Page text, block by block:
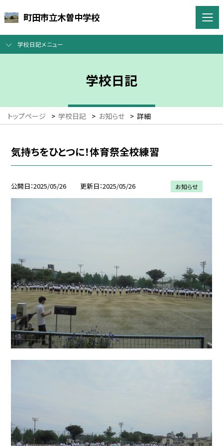
町田市立木曽中学校
学校日記メニュー
学校日記
トップページ > 学校日記 > お知らせ > 詳細
気持ちをひとつに！体育祭全校練習
公開日 2025/05/26 更新日 2025/05/26 お知らせ